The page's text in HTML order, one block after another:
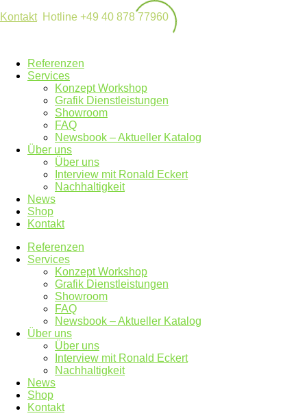
KontaktHotline +49 40 878 77960
Referenzen
Services
Konzept Workshop
Grafik Dienstleistungen
Showroom
FAQ
Newsbook – Aktueller Katalog
Über uns
Über uns
Interview mit Ronald Eckert
Nachhaltigkeit
News
Shop
Kontakt
Referenzen
Services
Konzept Workshop
Grafik Dienstleistungen
Showroom
FAQ
Newsbook – Aktueller Katalog
Über uns
Über uns
Interview mit Ronald Eckert
Nachhaltigkeit
News
Shop
Kontakt